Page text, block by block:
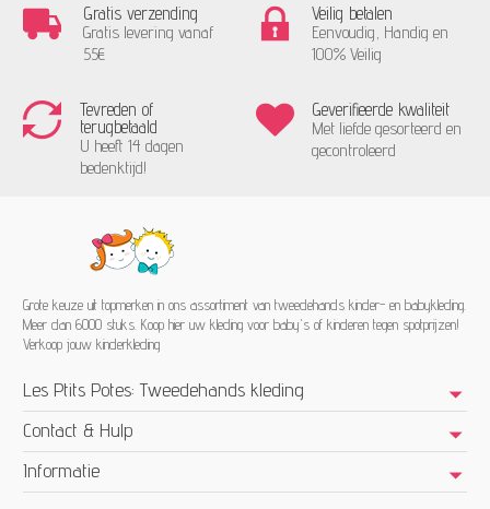
Gratis verzending
Gratis levering vanaf
55€
Veilig betalen
Eenvoudig, Handig en
100% Veilig
Tevreden of
terugbetaald
U heeft 14 dagen
bedenktijd!
Geverifieerde kwaliteit
Met liefde gesorteerd en
gecontroleerd
Grote keuze uit topmerken in ons assortiment van tweedehands kinder- en babykleding.
Meer dan 6000 stuks. Koop hier uw kleding voor baby's of kinderen tegen spotprijzen!
Verkoop jouw kinderkleding
Les Ptits Potes: Tweedehands kleding
Contact & Hulp
Informatie